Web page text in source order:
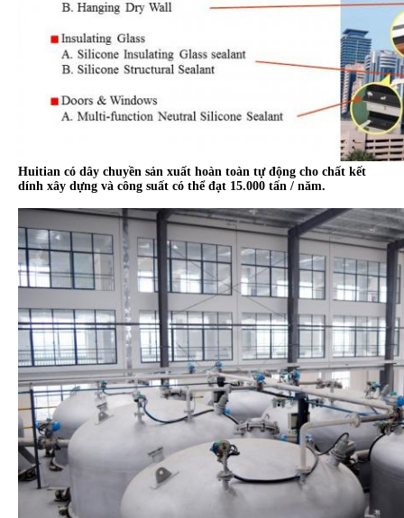
Huitian có dây chuyền sản xuất hoàn toàn tự động cho chất kết
dính xây dựng và công suất có thể đạt 15.000 tấn / năm.